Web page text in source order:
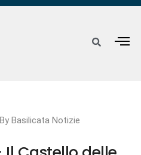
By Basilicata Notizie